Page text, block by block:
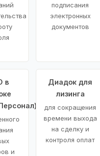
подписания
электронных
документов
в
и
Диадок для
лизинга
для сокращения
времени выхода
на сделку и
контроля оплат